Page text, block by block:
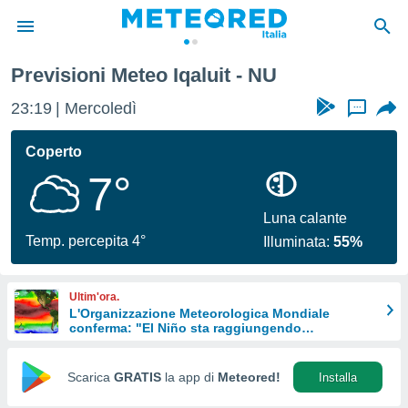
di
per
le
di
Web
Previsioni Meteo Iqaluit - NU
23:19 Mercoledì ...
Coperto
7°
Temp. percepita 4°
Luna calante
Illuminata:55%
Ultim'ora.
L'Organizzazione Meteorologica Mondiale
conferma: "El Niño sta raggiungendo
Scarica GRATIS la app di Meteored! Installa